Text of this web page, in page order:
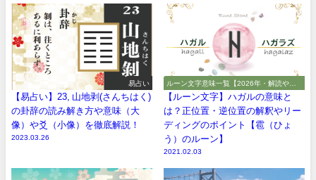
易占い
【易占い】23, 山地剥(さんちはく)
の卦辞の読み解き方や意味（大
像）や爻（小像）を徹底解説！
2023.03.26
ルーン文字意味一覧【2026年・解読や解
釈やアルファベット】
【ルーン文字】ハガルの意味と
は？正位置・逆位置の解釈やリー
ディングのポイント【雹（ひょ
う）のルーン】
2021.02.03